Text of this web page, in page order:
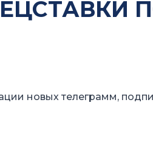
новых телеграмм,